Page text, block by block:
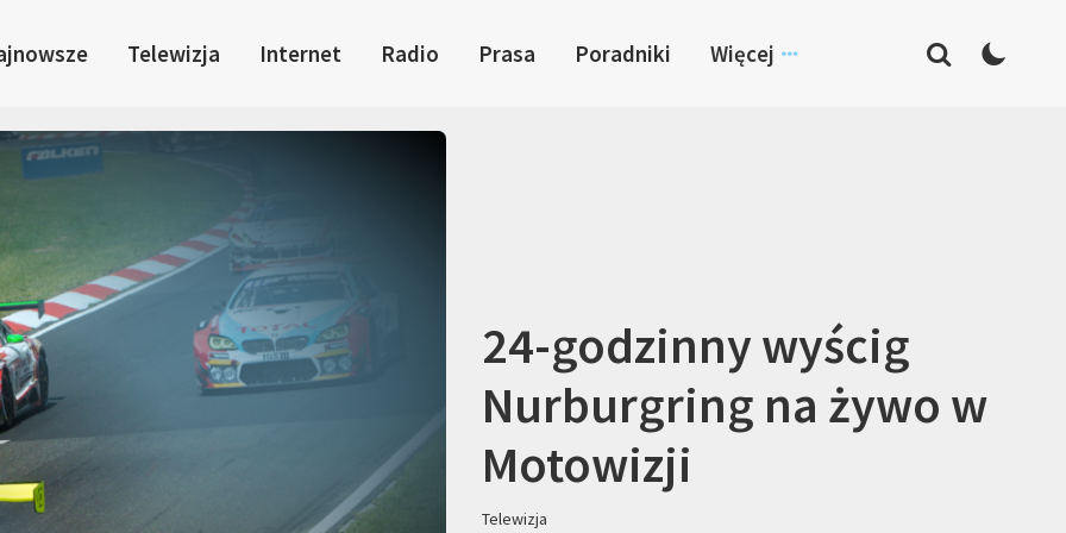
Telewizja Internet Radio Prasa Poradniki Więcej
24-godzinny wyścig
Nurburgring na żywo w
Motowizji
Telewizja